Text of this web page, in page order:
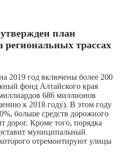
план
трассах
2019 год включены более 200
фонд Алтайского края
686 миллионов
к 2018 году). В этом году
больше средств дорожного
дорог. Кроме того, порядка
муниципальный
отремонтируют улицы